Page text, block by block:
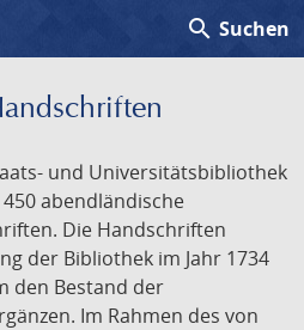
search Suchen
und Universitätsbibliothek
abendländische
Die Handschriften
der Bibliothek im Jahr 1734
den Bestand der
Im Rahmen des von